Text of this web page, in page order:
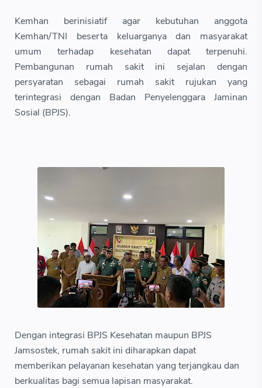
Kemhan berinisiatif agar kebutuhan anggota
Kemhan/TNI beserta keluarganya dan masyarakat
umum terhadap kesehatan dapat terpenuhi.
Pembangunan rumah sakit ini sejalan dengan
persyaratan sebagai rumah sakit rujukan yang
terintegrasi dengan Badan Penyelenggara Jaminan
Sosial (BPJS).
Dengan integrasi BPJS Kesehatan maupun BPJS
Jamsostek, rumah sakit ini diharapkan dapat
memberikan pelayanan kesehatan yang terjangkau dan
berkualitas bagi semua lapisan masyarakat.